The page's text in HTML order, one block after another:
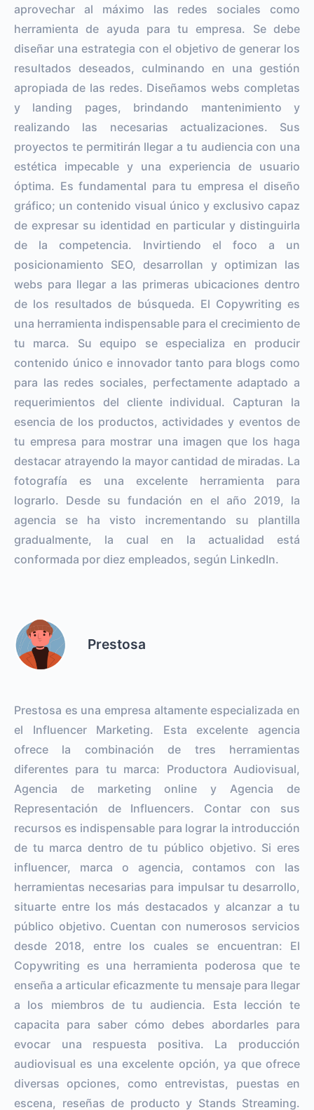
aprovechar al máximo las redes sociales como
herramienta de ayuda para tu empresa. Se debe
diseñar una estrategia con el objetivo de generar los
resultados deseados, culminando en una gestión
apropiada de las redes. Diseñamos webs completas
y landing pages, brindando mantenimiento y
realizando las necesarias actualizaciones. Sus
proyectos te permitirán llegar a tu audiencia con una
estética impecable y una experiencia de usuario
óptima. Es fundamental para tu empresa el diseño
gráfico; un contenido visual único y exclusivo capaz
de expresar su identidad en particular y distinguirla
de la competencia. Invirtiendo el foco a un
posicionamiento SEO, desarrollan y optimizan las
webs para llegar a las primeras ubicaciones dentro
de los resultados de búsqueda. El Copywriting es
una herramienta indispensable para el crecimiento de
tu marca. Su equipo se especializa en producir
contenido único e innovador tanto para blogs como
para las redes sociales, perfectamente adaptado a
requerimientos del cliente individual. Capturan la
esencia de los productos, actividades y eventos de
tu empresa para mostrar una imagen que los haga
destacar atrayendo la mayor cantidad de miradas. La
fotografía es una excelente herramienta para
lograrlo. Desde su fundación en el año 2019, la
agencia se ha visto incrementando su plantilla
gradualmente, la cual en la actualidad está
conformada por diez empleados, según LinkedIn.
Prestosa
Prestosa es una empresa altamente especializada en
el Influencer Marketing. Esta excelente agencia
ofrece la combinación de tres herramientas
diferentes para tu marca: Productora Audiovisual,
Agencia de marketing online y Agencia de
Representación de Influencers. Contar con sus
recursos es indispensable para lograr la introducción
de tu marca dentro de tu público objetivo. Si eres
influencer, marca o agencia, contamos con las
herramientas necesarias para impulsar tu desarrollo,
situarte entre los más destacados y alcanzar a tu
público objetivo. Cuentan con numerosos servicios
desde 2018, entre los cuales se encuentran: El
Copywriting es una herramienta poderosa que te
enseña a articular eficazmente tu mensaje para llegar
a los miembros de tu audiencia. Esta lección te
capacita para saber cómo debes abordarles para
evocar una respuesta positiva. La producción
audiovisual es una excelente opción, ya que ofrece
diversas opciones, como entrevistas, puestas en
escena, reseñas de producto y Stands Streaming.